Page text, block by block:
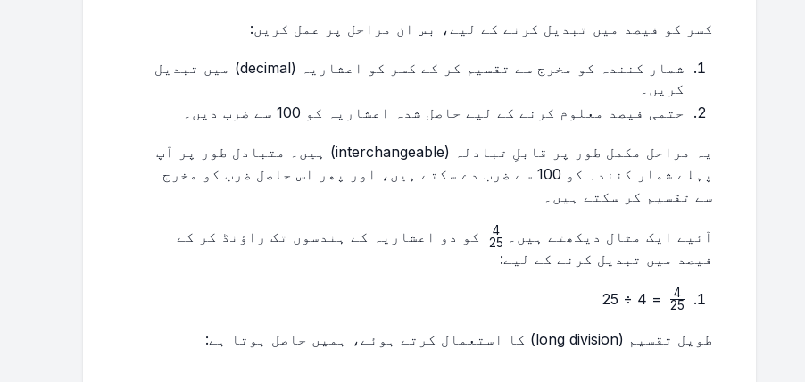
کسر کو فیصد میں تبدیل کرنے کے لیے، بس ان مراحل پر عمل کریں:
شمار کنندہ کو مخرج سے تقسیم کر کے کسر کو اعشاریہ (decimal) میں تبدیل
کریں۔
حتمی فیصد معلوم کرنے کے لیے حاصل شدہ اعشاریہ کو 100 سے ضرب دیں۔
یہ مراحل مکمل طور پر قابلِ تبادلہ (interchangeable) ہیں۔ متبادل طور پر آپ
پہلے شمار کنندہ کو 100 سے ضرب دے سکتے ہیں، اور پھر اس حاصل ضرب کو مخرج
سے تقسیم کر سکتے ہیں۔
آئیے ایک مثال دیکھتے ہیں۔
\frac{4}
{25}
25
4
کو دو اعشاریہ کے ہندسوں تک راؤنڈ کر کے
فیصد میں تبدیل کرنے کے لیے:
\frac{4}25
4
= 4 ÷ 25
طویل تقسیم (long division) کا استعمال کرتے ہوئے، ہمیں حاصل ہوتا ہے: